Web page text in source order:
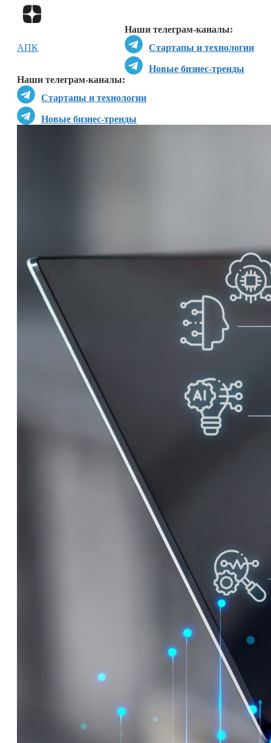
Наши телеграм-каналы:
Стартапы и технологии
Новые бизнес-тренды
Наши телеграм-каналы:
Стартапы и технологии
Новые бизнес-тренды
АПК